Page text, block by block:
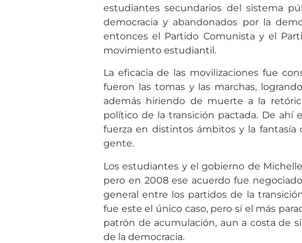
estudiantes secundarios del sistema
democracia y abandonados por la
entonces el Partido Comunista y el
movimiento estudiantil.
La eficacia de las movilizaciones fue
fueron las tomas y las marchas,
además hiriendo de muerte a la
político de la transición pactada. De ahí
fuerza en distintos ámbitos y la fantasía
gente.
Los estudiantes y el gobierno de
pero en 2008 ese acuerdo fue
general entre los partidos de la
fue este el único caso, pero sí el más
patrón de acumulación, aun a costa de
de la democracia.